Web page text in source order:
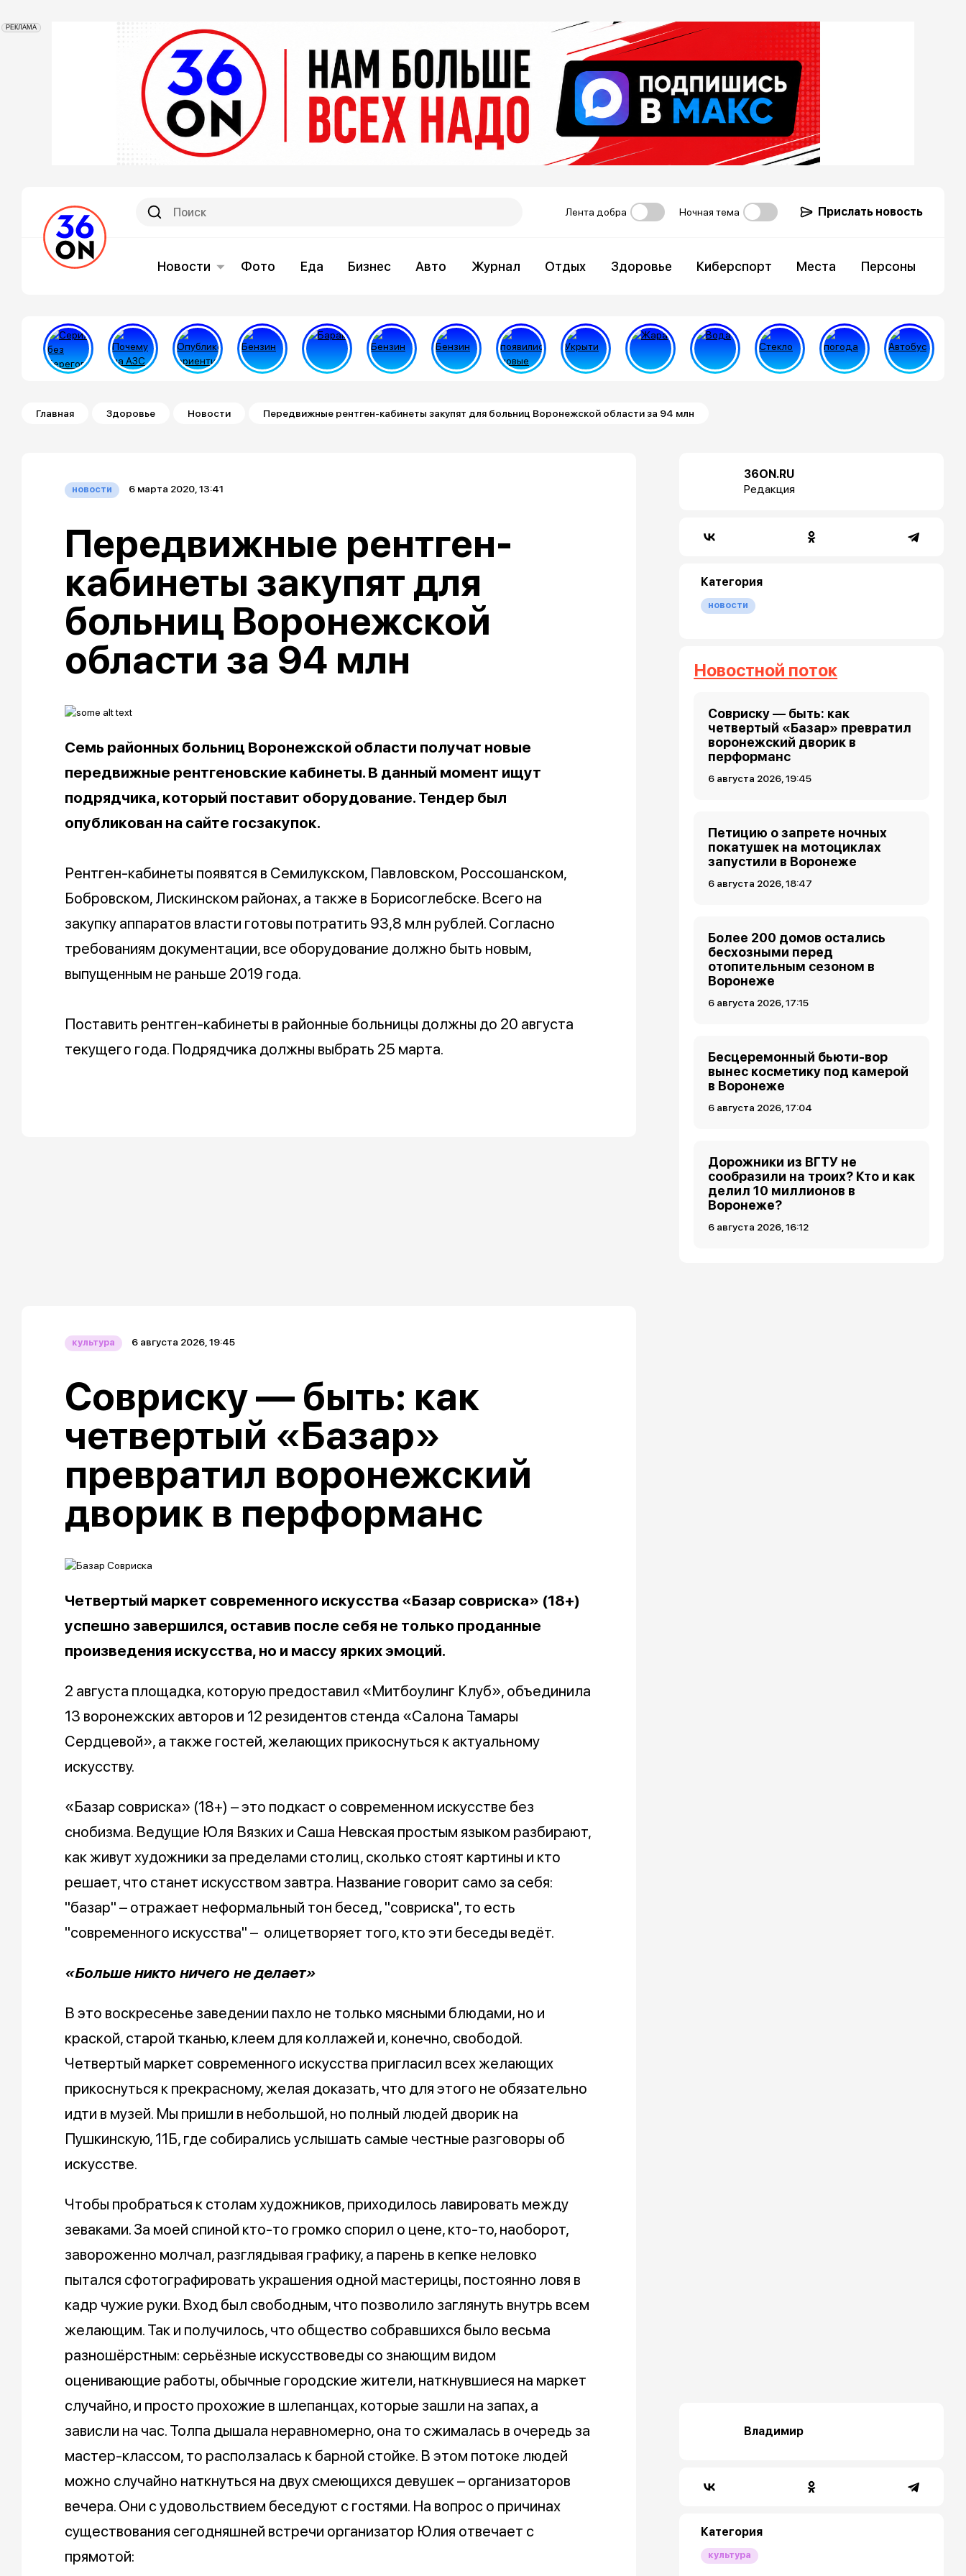
РЕКЛАМА
Лента добра Ночная тема Прислать новость
Новости Фото Еда Бизнес Авто Журнал Отдых Здоровье Киберспорт Места Персоны
Строка навигации
Главная Здоровье Новости Передвижные рентген-кабинеты закупят для больниц Воронежской области за 94 млн
новости 6 марта 2020, 13:41
Передвижные рентген-
кабинеты закупят для
больниц Воронежской
области за 94 млн
Семь районных больниц Воронежской области получат новые
передвижные рентгеновские кабинеты. В данный момент ищут
подрядчика, который поставит оборудование. Тендер был
опубликован на сайте госзакупок.
Рентген-кабинеты появятся в Семилукском, Павловском, Россошанском,
Бобровском, Лискинском районах, а также в Борисоглебске. Всего на
закупку аппаратов власти готовы потратить 93,8 млн рублей. Согласно
требованиям документации, все оборудование должно быть новым,
выпущенным не раньше 2019 года.
Поставить рентген-кабинеты в районные больницы должны до 20 августа
текущего года. Подрядчика должны выбрать 25 марта.
36ON.RU
Редакция
Категория
новости
Новостной поток
Совриску — быть: как
четвертый «Базар» превратил
воронежский дворик в
перформанс
6 августа 2026, 19:45
Петицию о запрете ночных
покатушек на мотоциклах
запустили в Воронеже
6 августа 2026, 18:47
Более 200 домов остались
бесхозными перед
отопительным сезоном в
Воронеже
6 августа 2026, 17:15
Бесцеремонный бьюти-вор
вынес косметику под камерой
в Воронеже
6 августа 2026, 17:04
Дорожники из ВГТУ не
сообразили на троих? Кто и как
делил 10 миллионов в
Воронеже?
6 августа 2026, 16:12
культура 6 августа 2026, 19:45
Совриску — быть: как
четвертый «Базар»
превратил воронежский
дворик в перформанс
Четвертый маркет современного искусства «Базар совриска» (18+)
успешно завершился, оставив после себя не только проданные
произведения искусства, но и массу ярких эмоций.
2 августа площадка, которую предоставил «Митбоулинг Клуб», объединила
13 воронежских авторов и 12 резидентов стенда «Салона Тамары
Сердцевой», а также гостей, желающих прикоснуться к актуальному
искусству.
«Базар совриска» (18+) – это подкаст о современном искусстве без
снобизма. Ведущие Юля Вязких и Саша Невская простым языком разбирают,
как живут художники за пределами столиц, сколько стоят картины и кто
решает, что станет искусством завтра. Название говорит само за себя:
"базар" – отражает неформальный тон бесед, "совриска", то есть
"современного искусства" – олицетворяет того, кто эти беседы ведёт.
«Больше никто ничего не делает»
В это воскресенье заведении пахло не только мясными блюдами, но и
краской, старой тканью, клеем для коллажей и, конечно, свободой.
Четвертый маркет современного искусства пригласил всех желающих
прикоснуться к прекрасному, желая доказать, что для этого не обязательно
идти в музей. Мы пришли в небольшой, но полный людей дворик на
Пушкинскую, 11Б, где собирались услышать самые честные разговоры об
искусстве.
Чтобы пробраться к столам художников, приходилось лавировать между
зеваками. За моей спиной кто-то громко спорил о цене, кто-то, наоборот,
завороженно молчал, разглядывая графику, а парень в кепке неловко
пытался сфотографировать украшения одной мастерицы, постоянно ловя в
кадр чужие руки. Вход был свободным, что позволило заглянуть внутрь всем
желающим. Так и получилось, что общество собравшихся было весьма
разношёрстным: серьёзные искусствоведы со знающим видом
оценивающие работы, обычные городские жители, наткнувшиеся на маркет
случайно, и просто прохожие в шлепанцах, которые зашли на запах, а
зависли на час. Толпа дышала неравномерно, она то сжималась в очередь за
мастер-классом, то расползалась к барной стойке. В этом потоке людей
можно случайно наткнуться на двух смеющихся девушек – организаторов
вечера. Они с удовольствием беседуют с гостями. На вопрос о причинах
существования сегодняшней встречи организатор Юлия отвечает с
прямотой:
Владимир
Категория
культура